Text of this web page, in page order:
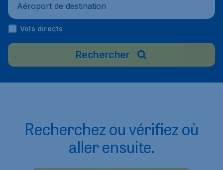
Aéroport de destination
Vols directs
Rechercher
Recherchez ou vérifiez où
aller ensuite.